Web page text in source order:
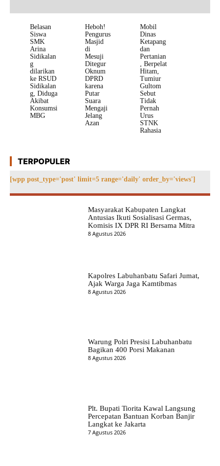
Belasan
Siswa
SMK
Arina
Sidikalan
g
dilarikan
ke RSUD
Sidikalan
g, Diduga
Akibat
Konsumsi
MBG
Heboh!
Pengurus
Masjid
di
Mesuji
Ditegur
Oknum
DPRD
karena
Putar
Suara
Mengaji
Jelang
Azan
Mobil
Dinas
Ketapang
dan
Pertanian
, Berpelat
Hitam,
Tumiur
Gultom
Sebut
Tidak
Pernah
Urus
STNK
Rahasia
TERPOPULER
[wpp post_type='post' limit=5 range='daily' order_by='views']
Masyarakat Kabupaten Langkat
Antusias Ikuti Sosialisasi Germas,
Komisis IX DPR RI Bersama Mitra
8 Agustus 2026
Kapolres Labuhanbatu Safari Jumat,
Ajak Warga Jaga Kamtibmas
8 Agustus 2026
Warung Polri Presisi Labuhanbatu
Bagikan 400 Porsi Makanan
8 Agustus 2026
Plt. Bupati Tiorita Kawal Langsung
Percepatan Bantuan Korban Banjir
Langkat ke Jakarta
7 Agustus 2026